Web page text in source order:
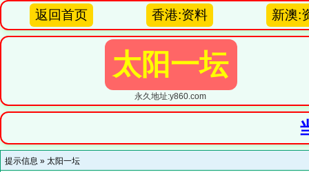
返回首页 香港:资料 新澳:
太阳一坛
永久地址:y860.com
提示信息 » 太阳一坛